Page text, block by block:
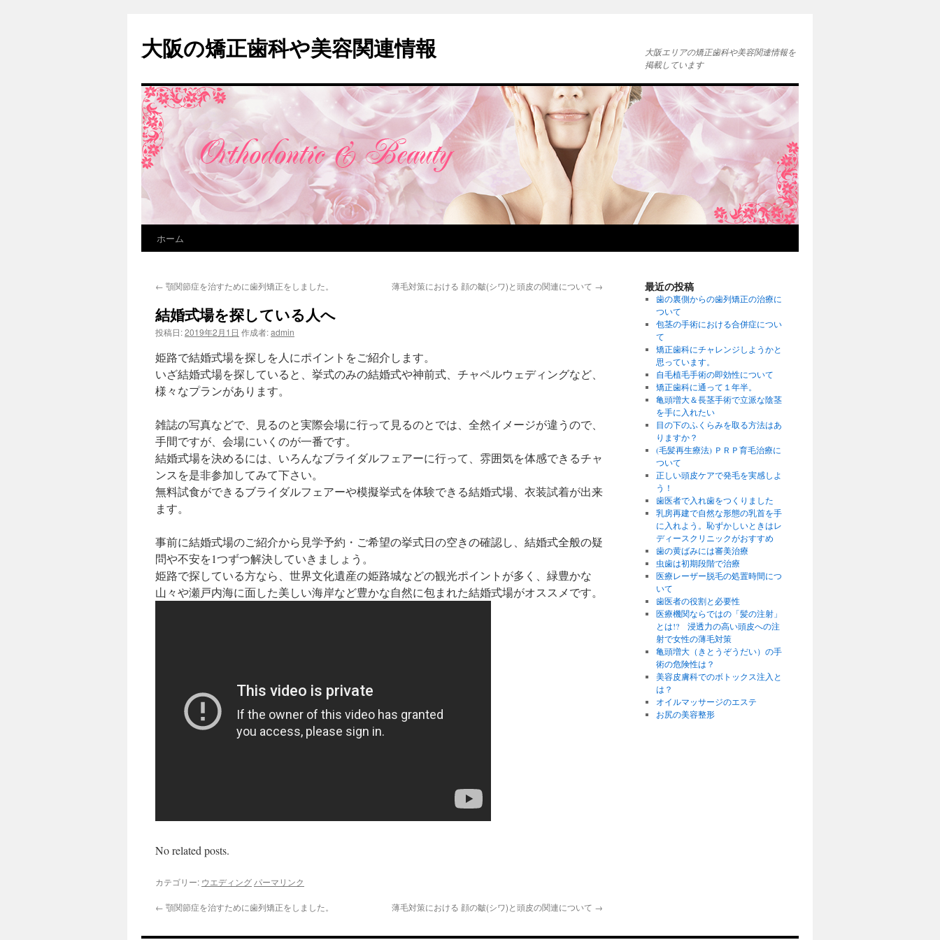
大阪の矯正歯科や美容関連情報
大阪エリアの矯正歯科や美容関連情報を
掲載しています
ン
ス
キ
ホーム
← 顎関節症を治すために歯列矯正をしました。 薄毛対策における 顔の皺(シワ)と頭皮の関連について →
結婚式場を探している人へ
投稿日:2019年2月1日 作成者:admin
姫路で結婚式場を探しを人にポイントをご紹介します。
いざ結婚式場を探していると、挙式のみの結婚式や神前式、チャペルウェディングなど、
様々なプランがあります。
雑誌の写真などで、見るのと実際会場に行って見るのとでは、全然イメージが違うので、
手間ですが、会場にいくのが一番です。
結婚式場を決めるには、いろんなブライダルフェアーに行って、雰囲気を体感できるチャ
ンスを是非参加してみて下さい。
無料試食ができるブライダルフェアーや模擬挙式を体験できる結婚式場、衣装試着が出来
ます。
事前に結婚式場のご紹介から見学予約・ご希望の挙式日の空きの確認し、結婚式全般の疑
問や不安を1つずつ解決していきましょう。
姫路で探している方なら、世界文化遺産の姫路城などの観光ポイントが多く、緑豊かな
山々や瀬戸内海に面した美しい海岸など豊かな自然に包まれた結婚式場がオススメです。
No related posts.
カテゴリー: ウエディング パーマリンク
← 顎関節症を治すために歯列矯正をしました。 薄毛対策における 顔の皺(シワ)と頭皮の関連について →
最近の投稿
歯の裏側からの歯列矯正の治療に
ついて
包茎の手術における合併症につい
て
矯正歯科にチャレンジしようかと
思っています。
自毛植毛手術の即効性について
矯正歯科に通って１年半。
亀頭増大＆長茎手術で立派な陰茎
を手に入れたい
目の下のふくらみを取る方法はあ
りますか？
(毛髪再生療法) ＰＲＰ育毛治療に
ついて
正しい頭皮ケアで発毛を実感しよ
う！
歯医者で入れ歯をつくりました
乳房再建で自然な形態の乳首を手
に入れよう。恥ずかしいときはレ
ディースクリニックがおすすめ
歯の黄ばみには審美治療
虫歯は初期段階で治療
医療レーザー脱毛の処置時間につ
いて
歯医者の役割と必要性
医療機関ならではの「髪の注射」
とは!? 浸透力の高い頭皮への注
射で女性の薄毛対策
亀頭増大（きとうぞうだい）の手
術の危険性は？
美容皮膚科でのボトックス注入と
は？
オイルマッサージのエステ
お尻の美容整形